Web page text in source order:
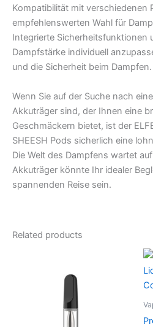
Kompatibilität mit verschiedenen
empfehlenswerten Wahl für
Integrierte Sicherheitsfunktionen
Dampfstärke individuell
und die Sicherheit beim Dampfen.
Wenn Sie auf der Suche nach
Akkuträger sind, der Ihnen eine
Geschmäckern bietet, ist der
SHEESH Pods sicherlich eine
Die Welt des Dampfens wartet
Akkuträger könnte Ihr idealer
spannenden Reise sein.
Related products